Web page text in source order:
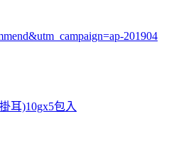
201904
耳)10gx5包入